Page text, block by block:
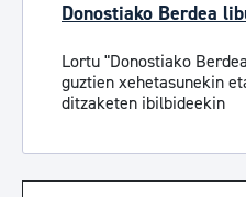
Donostiako Berdea
Lortu "Donostiako
guztien xehetasunekin
ditzaketen ibilbideekin